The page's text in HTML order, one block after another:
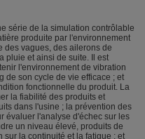
série de la simulation contrôlable
produite par l'environnement
des vagues, des ailerons de
pluie et ainsi de suite. Il est
l'environnement de vibration
de son cycle de vie efficace ; et
fonctionnelle du produit. La
la fiabilité des produits et
dans l'usine ; la prévention des
évaluer l'analyse d'échec sur les
un niveau élevé, produits de
sur la continuité et la fatigue ; et